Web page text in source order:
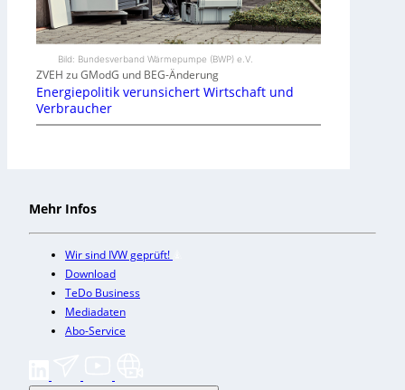
Bild: Bundesverband Wärmepumpe (BWP) e.V.
ZVEH zu GModG und BEG-Änderung
Energiepolitik verunsichert Wirtschaft und
Verbraucher
Mehr Infos
Wir sind IVW geprüft!
Download
TeDo Business
Mediadaten
Abo-Service